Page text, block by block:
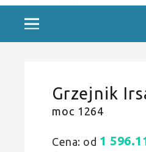
Grzejnik
moc 1264
Cena: od 1